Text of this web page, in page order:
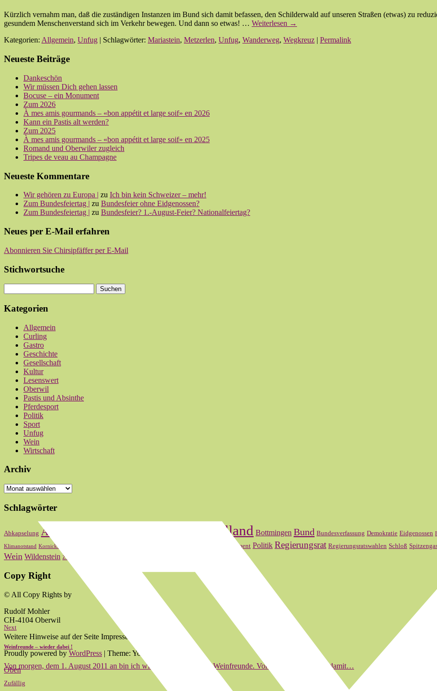
Kürzlich vernahm man, daß die zuständigen Instanzen im Bund sich damit befassen, den Schilderwald auf unseren Straßen (etwas) zu
gesundem Menschenverstand sich im Verkehr bewegen. Und dann so etwas! … Weiterlesen →
Kategorien: Allgemein, Unfug | Schlagwörter: Mariastein, Metzerlen, Unfug, Wanderweg, Wegkreuz Permalink
Neueste Beiträge
Dankeschön
Wir müssen Dich gehen lassen
Bocuse – ein Monument
Zum 2026
À mes amis gourmands – «bon appétit et large soif» en 2026
Kann ein Pastis alt werden?
Zum 2025
À mes amis gourmands – «bon appétit et large soif» en 2025
Romand und Oberwiler zugleich
Tripes de veau au Champagne
Neueste Kommentare
Wir gehören zu Europa | zu Ich bin kein Schweizer – mehr!
Zum Bundesfeiertag | zu Bundesfeier ohne Eidgenossen?
Zum Bundesfeiertag | zu Bundesfeier? 1.-August-Feier? Nationalfeiertag?
Neues per E-Mail erfahren
Abonnieren Sie Chirsipfäffer per E-Mail
Stichwortsuche
Kategorien
Allgemein
Curling
Gastro
Geschichte
Gesellschaft
Kultur
Lesenswert
Oberwil
Pastis und Absinthe
Pferdesport
Politik
Sport
Unfug
Wein
Wirtschaft
Archiv
Archiv
Schlagwörter
Abkapselung Abstimmung Baselland Bottmingen Bund Bundesverfassung Demokratie Eidgenossen
Klimanotstand Kornicker Parlament Politik Regierungsrat Regierungsratswahlen Schloß
Wein Wildenstein Zum 2020
Copy Right
© All Copy Rights by
Rudolf Mohler
CH-4104 Oberwil
Weitere Hinweise auf der Seite Impressum.
Proudly powered by WordPress | Theme: Yoko von
Oben
Next
Weinfreunde – wieder dabei !
Von morgen, dem 1. August 2011 an bin ich wieder mit Euch, liebe Weinfreunde. Vor 28 Jahren habe ich damit…
Zufällig